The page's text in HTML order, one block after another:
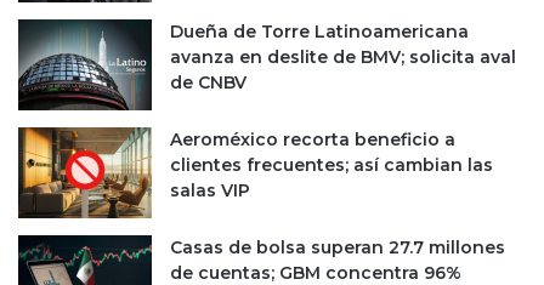
Dueña de Torre Latinoamericana
avanza en deslite de BMV; solicita aval
de CNBV
Aeroméxico recorta beneficio a
clientes frecuentes; así cambian las
salas VIP
Casas de bolsa superan 27.7 millones
de cuentas; GBM concentra 96%